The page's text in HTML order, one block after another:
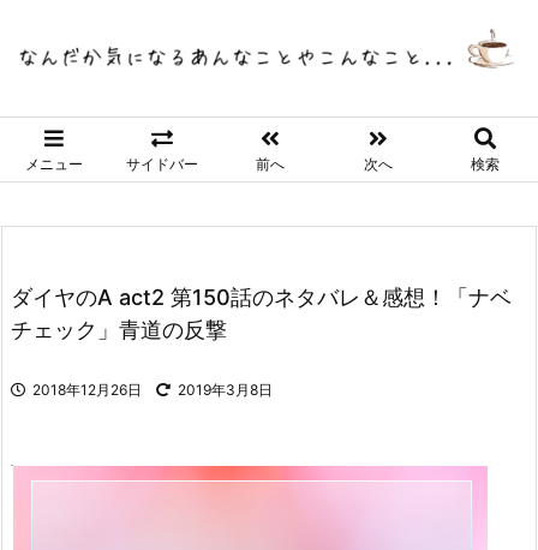
メニュー サイドバー 前へ 次へ 検索
ダイヤのA act2 第150話のネタバレ＆感想！「ナベ
チェック」青道の反撃
2018年12月26日 2019年3月8日